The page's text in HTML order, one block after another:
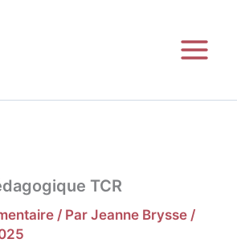
TCR
/ ParJeanne Brysse /